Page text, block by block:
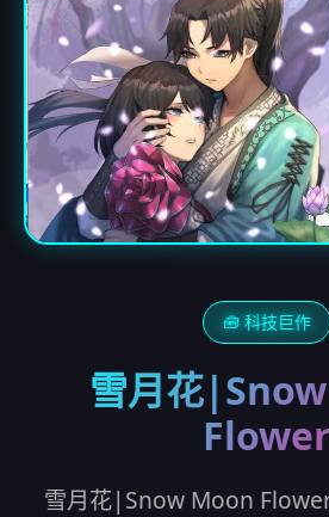
🧰 科技巨作
雪月花
Flower
雪月花|Snow Moon